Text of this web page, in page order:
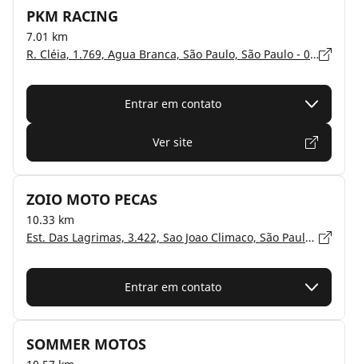
PKM RACING
7.01 km
R. Cléia, 1.769, Agua Branca, São Paulo, São Paulo - 05042-001
Entrar em contato
Ver site
ZOIO MOTO PECAS
10.33 km
Est. Das Lagrimas, 3.422, Sao Joao Climaco, São Paulo, São Paulo - 04244-000
Entrar em contato
SOMMER MOTOS